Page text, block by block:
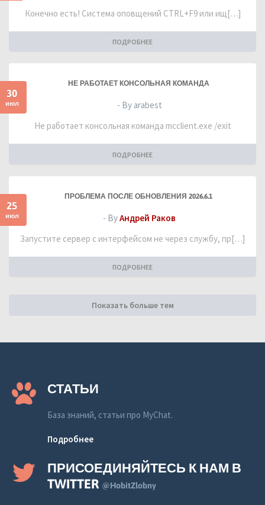
Конечно есть! Система оповщений CTRL+F9 или ищ[…]
ПОДРОБНЕЕ
30
июл
НЕ РАБОТАЕТ КОНСОЛЬНАЯ КОМАНДА
- By arabest
Не работает консольная команда mcclient.exe /exit
ПОДРОБНЕЕ
25
июл
ПРОБЛЕМА ПОСЛЕ ОБНОВЛЕНИЯ 2026.6.1
- ByАндрей Раков
Запустите сервер с интерфейсом не через службу, пр[…]
ПОДРОБНЕЕ
Показать больше тем
СТАТЬИ
База знаний, статьи про MyChat.
Подробнее
ПРИСОЕДИНЯЙТЕСЬ К НАМ В
TWITTER @HobitZlobny